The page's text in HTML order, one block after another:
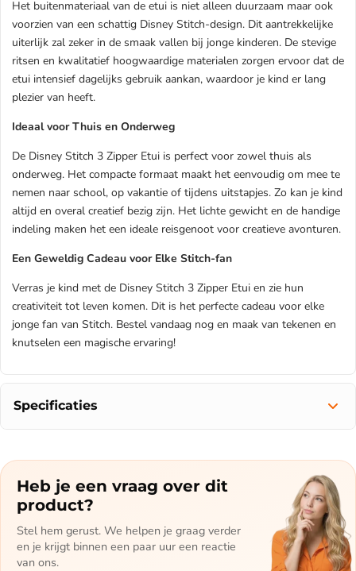
Het buitenmateriaal van de etui is niet alleen duurzaam maar ook
voorzien van een schattig Disney Stitch-design. Dit aantrekkelijke
uiterlijk zal zeker in de smaak vallen bij jonge kinderen. De stevige
ritsen en kwalitatief hoogwaardige materialen zorgen ervoor dat de
etui intensief dagelijks gebruik aankan, waardoor je kind er lang
plezier van heeft.
Ideaal voor Thuis en Onderweg
De Disney Stitch 3 Zipper Etui is perfect voor zowel thuis als
onderweg. Het compacte formaat maakt het eenvoudig om mee te
nemen naar school, op vakantie of tijdens uitstapjes. Zo kan je kind
altijd en overal creatief bezig zijn. Het lichte gewicht en de handige
indeling maken het een ideale reisgenoot voor creatieve avonturen.
Een Geweldig Cadeau voor Elke Stitch-fan
Verras je kind met de Disney Stitch 3 Zipper Etui en zie hun
creativiteit tot leven komen. Dit is het perfecte cadeau voor elke
jonge fan van Stitch. Bestel vandaag nog en maak van tekenen en
knutselen een magische ervaring!
Specificaties
Heb je een vraag over dit
product?
Stel hem gerust. We helpen je graag verder
en je krijgt binnen een paar uur een reactie
van ons.